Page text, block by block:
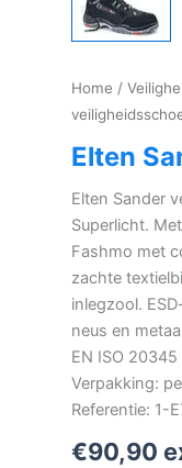
Home /
Elten
Elten Sander
Superlicht.
Fashmo met
zachte
inlegzool.
neus en
EN ISO 20345
Verpakking:
Referentie: 1-
€90,90